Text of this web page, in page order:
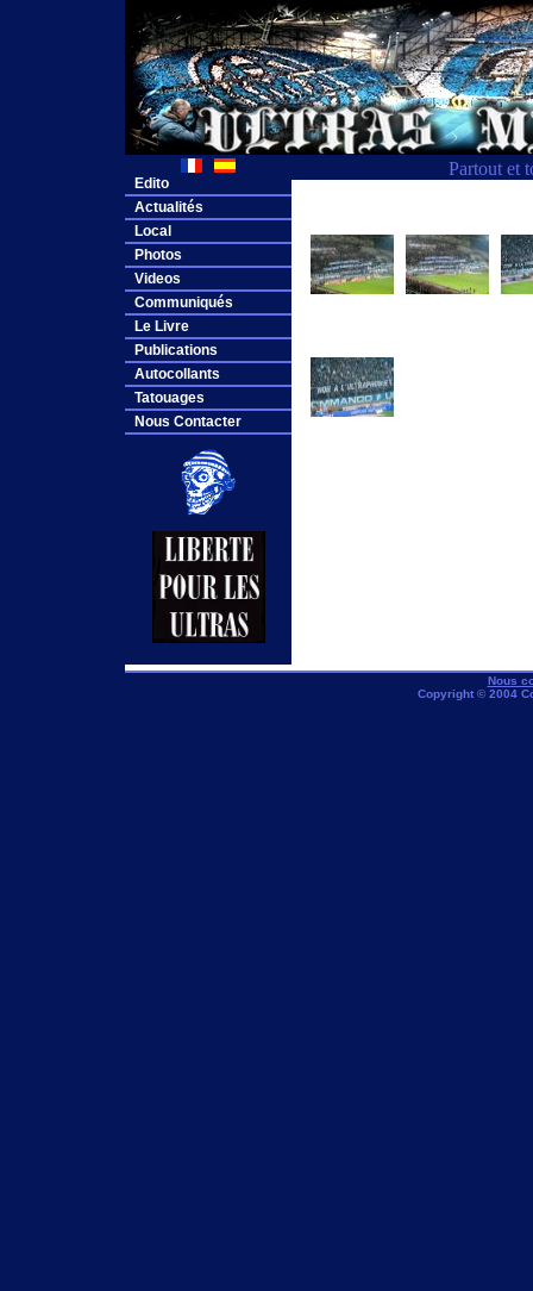
Partout et
Edito
Actualités
Local
Photos
Videos
Communiqués
Le Livre
Publications
Autocollants
Tatouages
Nous Contacter
Nous
Copyright © 2004